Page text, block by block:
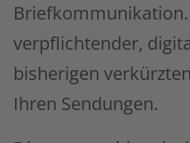
verpflichtender,
bisherigen
Ihren Sendungen.